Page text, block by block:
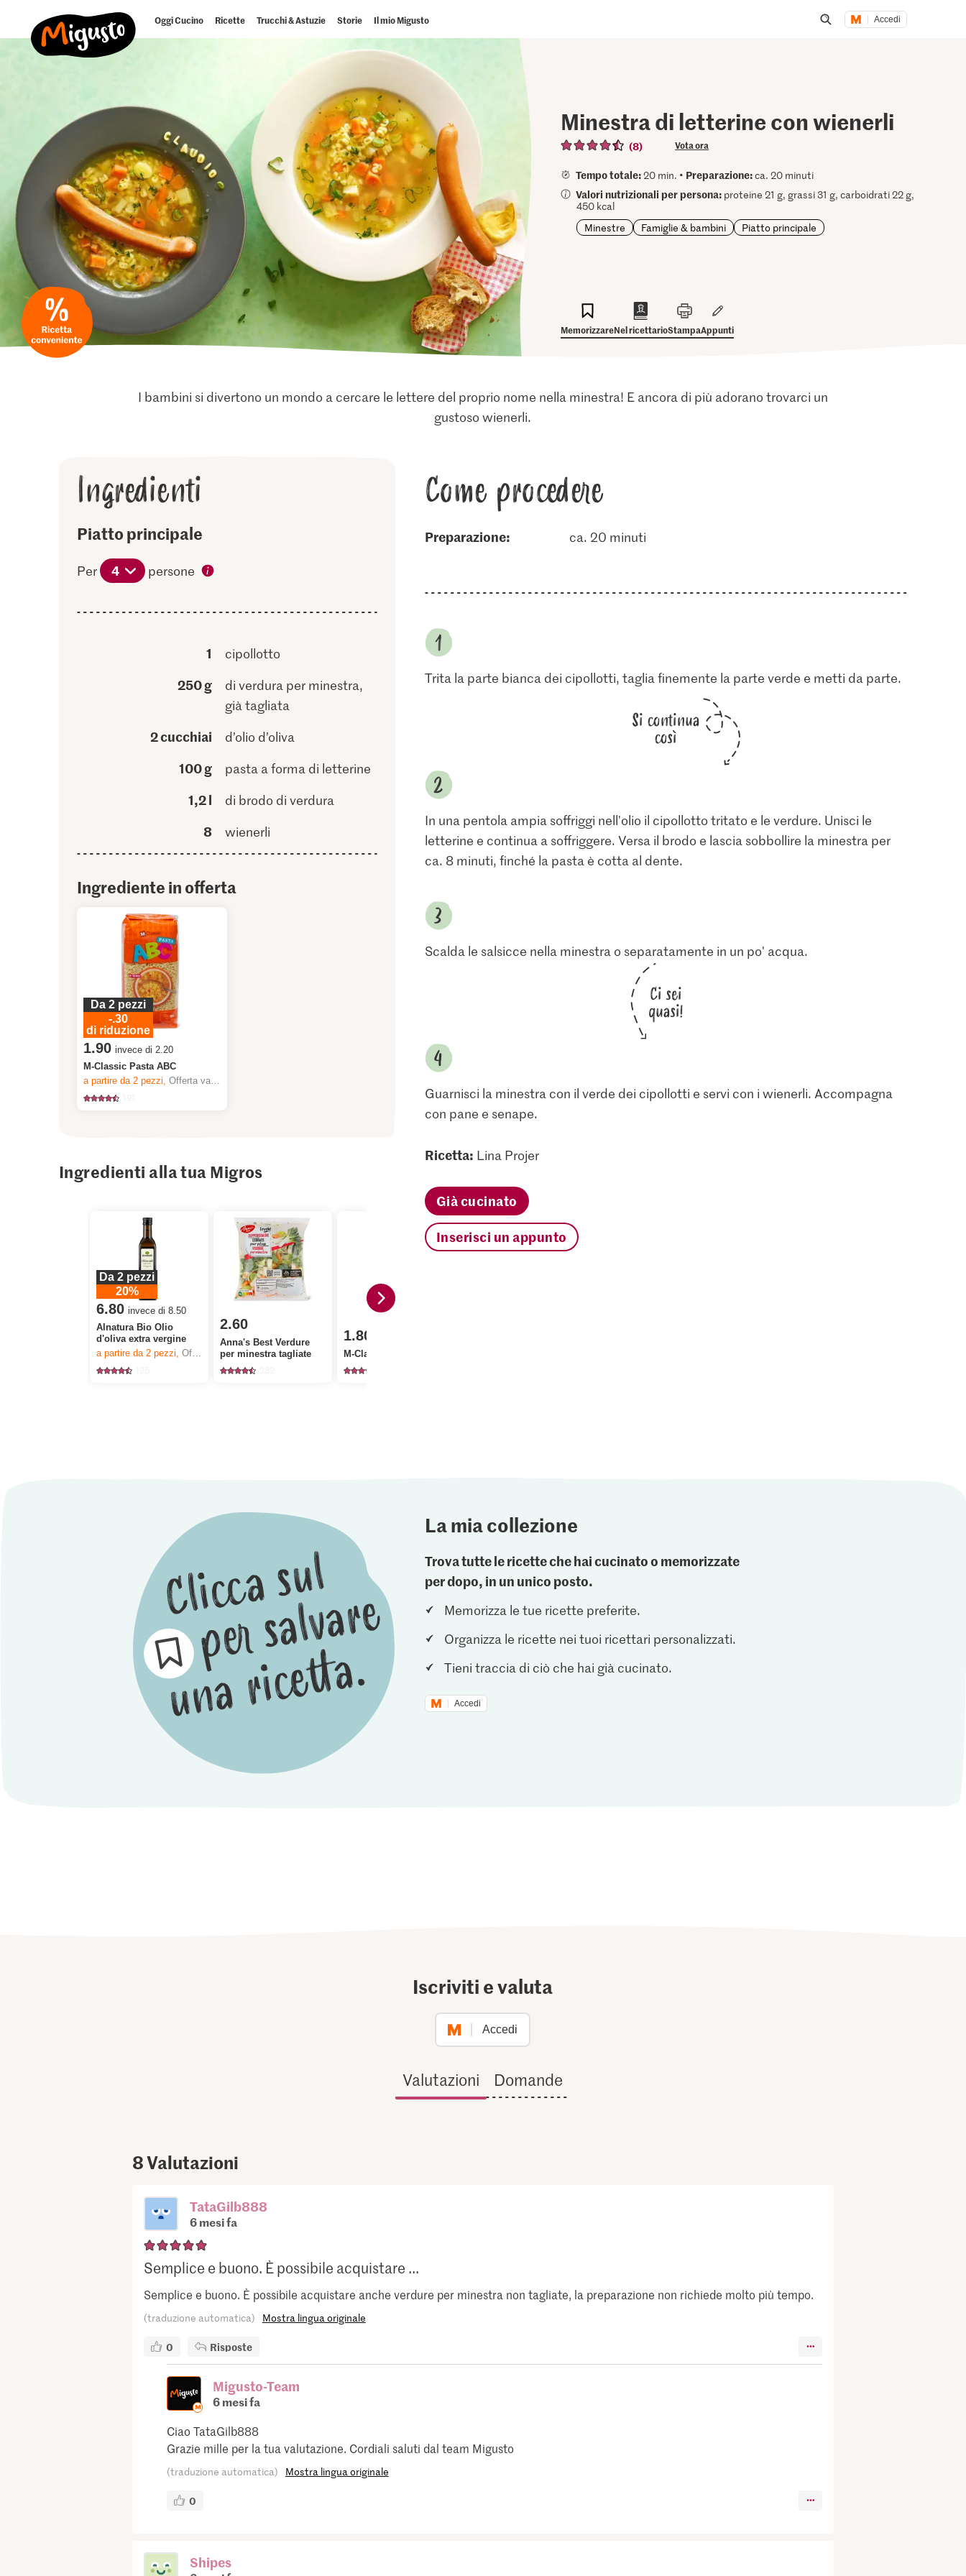
Oggi Cucino Ricette Trucchi & Astuzie Storie Il mio Migusto Accedi
Minestra di letterine con wienerli
(8) Vota ora
Tempo totale:20 min. • Preparazione:ca. 20 minuti
Valori nutrizionali per persona: proteine 21 g, grassi 31 g, carboidrati 22 g,
450 kcal
Minestre
Famiglie & bambini Piatto principale
MemorizzareNel ricettarioStampaAppunti
I bambini si divertono un mondo a cercare le lettere del proprio nome nella minestra! E ancora di più adorano trovarci un
gustoso wienerli.
Ingredienti
Piatto principale
Per 4 persone
1 cipollotto
250 g
di verdura per minestra,
già tagliata
2 cucchiai d’olio d’oliva
100 g pasta a forma di letterine
1,2 l di brodo di verdura
8 wienerli
Ingrediente in offerta
Da 2 pezzi
-.30
di riduzione
1.90 invece di 2.20
M-Classic Pasta ABC
a partire da 2 pezzi, Offerta valida solo dal 6.8 al 12.8.2026, fino a esaurimento dello stock.
Ingredienti alla tua Migros
Da 2 pezzi
20%
6.80 invece di 8.50
Alnatura Bio Olio
d'oliva extra vergine
a partire da 2pezzi,Offerta valida solo dal 6.8 al 12.8.2026, fino a esaurimento dello stock.
2.60
Anna's Best Verdure
per minestra tagliate
1.80
M-Classic Wienerli
Come procedere
Preparazione: ca. 20 minuti
Trita la parte bianca dei cipollotti, taglia finemente la parte verde e metti da parte.
Si continua
così
In una pentola ampia soffriggi nell'olio il cipollotto tritato e le verdure. Unisci le
letterine e continua a soffriggere. Versa il brodo e lascia sobbollire la minestra per
ca. 8 minuti, finché la pasta è cotta al dente.
Scalda le salsicce nella minestra o separatamente in un po' acqua.
Ci sei
quasi!
Guarnisci la minestra con il verde dei cipollotti e servi con i wienerli. Accompagna
con pane e senape.
Ricetta: Lina Projer
Già cucinato
Inserisci un appunto
La mia collezione
Trova tutte le ricette che hai cucinato o memorizzate
per dopo, in un unico posto.
Memorizza le tue ricette preferite.
Organizza le ricette nei tuoi ricettari personalizzati.
Tieni traccia di ciò che hai già cucinato.
Accedi
Iscriviti e valuta
Accedi
Valutazioni Domande
8Valutazioni
TataGilb888
6 mesi fa
Semplice e buono. È possibile acquistare ...
Semplice e buono. È possibile acquistare anche verdure per minestra non tagliate, la preparazione non richiede molto più tempo.
(traduzione automatica) Mostra lingua originale
0 Risposte
Migusto-Team
6 mesi fa
Ciao TataGilb888
Grazie mille per la tua valutazione. Cordiali saluti dal team Migusto
(traduzione automatica) Mostra lingua originale
0
Shipes